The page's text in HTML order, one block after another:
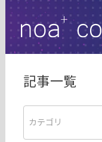
個人情報取扱い同意書
記事一覧
カテゴリ